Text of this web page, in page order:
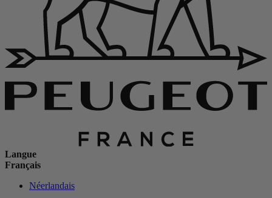
Langue
Français
Néerlandais